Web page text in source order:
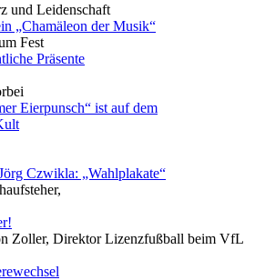
und Leidenschaft
„Chamäleon der Musik“
Fest
Präsente
Eierpunsch“ ist auf dem
Czwikla: „Wahlplakate“
Zoller, Direktor Lizenzfußball beim VfL